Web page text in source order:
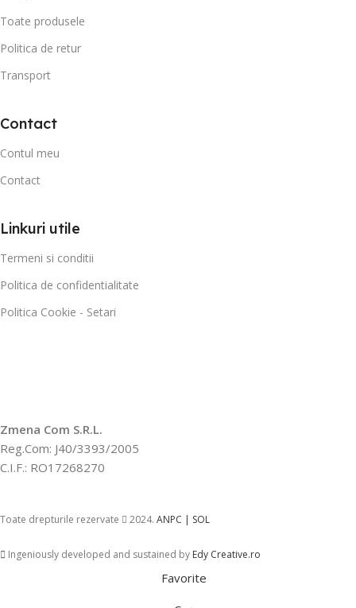
Toate produsele
Politica de retur
Transport
Contact
Contul meu
Contact
Linkuri utile
Termeni si conditii
Politica de confidentialitate
Politica Cookie - Setari
Zmena Com S.R.L.
Reg.Com: J40/3393/2005
C.I.F.: RO17268270
Toate drepturile rezervate 2024. ANPC | SOL
Ingeniously developed and sustained by Edy Creative.ro
Favorite